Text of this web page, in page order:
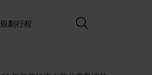
規劃行程